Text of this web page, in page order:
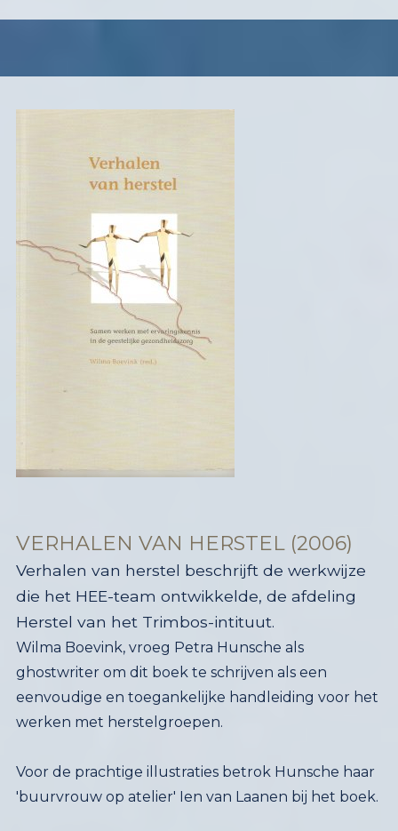
VERHALEN VAN HERSTEL (2006)
Verhalen van herstel beschrijft de werkwijze
die het HEE-team ontwikkelde, de afdeling
Herstel van het Trimbos-intituut.
Wilma Boevink, vroeg Petra Hunsche als
ghostwriter om dit boek te schrijven als een
eenvoudige en toegankelijke handleiding voor het
werken met herstelgroepen.
Voor de prachtige illustraties betrok Hunsche haar
'buurvrouw op atelier' Ien van Laanen bij het boek.